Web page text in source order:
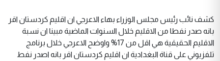
كشف نائب رئيس مجلس الوزراء بهاء الاعرجي ان اقليم كردستان اقر
بانه صدر نفطا من الاقليم خلال السنوات الماضية مبينا ان نسبة
الاقليم الحقيقية هي اقل من 17% واوضح الاعرجي خلال برنامج
تلفزيوني على قناة البغدادية ان اقليم كردستان اقر بانه اصدر نفط